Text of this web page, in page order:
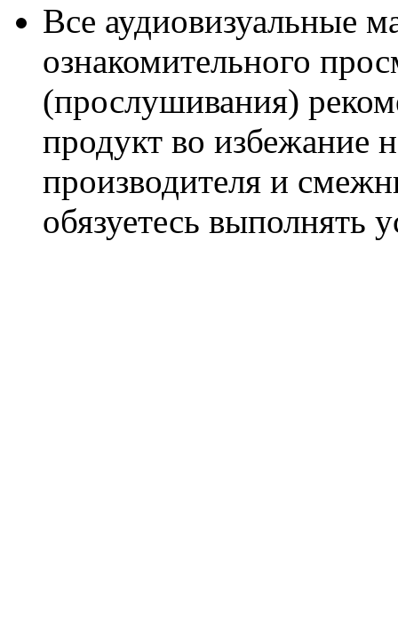
Все аудиовизуальные
ознакомительного
(прослушивания)
продукт во избежание
производителя и
обязуетесь выполнять